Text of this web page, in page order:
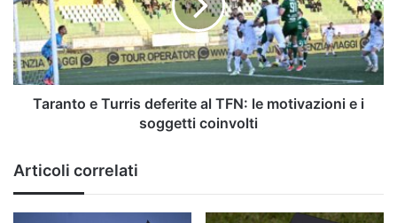
al
TFN:
le
motivazioni
e
Taranto e Turris deferite al TFN: le motivazioni e i
soggetti coinvolti
Articoli correlati